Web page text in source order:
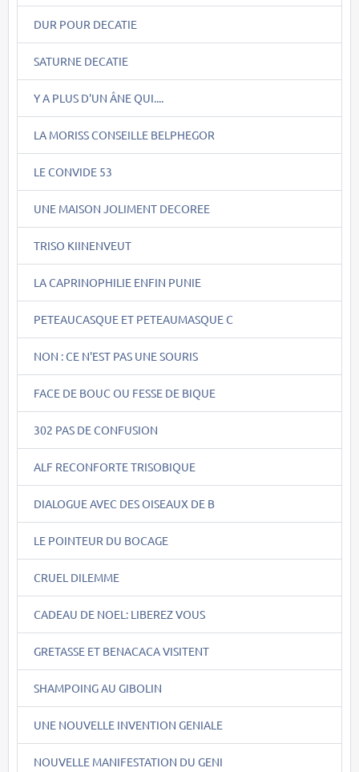
DUR POUR DECATIE
SATURNE DECATIE
Y A PLUS D'UN ÂNE QUI....
LA MORISS CONSEILLE BELPHEGOR
LE CONVIDE 53
UNE MAISON JOLIMENT DECOREE
TRISO KIINENVEUT
LA CAPRINOPHILIE ENFIN PUNIE
PETEAUCASQUE ET PETEAUMASQUE C
NON : CE N'EST PAS UNE SOURIS
FACE DE BOUC OU FESSE DE BIQUE
302 PAS DE CONFUSION
ALF RECONFORTE TRISOBIQUE
DIALOGUE AVEC DES OISEAUX DE B
LE POINTEUR DU BOCAGE
CRUEL DILEMME
CADEAU DE NOEL: LIBEREZ VOUS
GRETASSE ET BENACACA VISITENT
SHAMPOING AU GIBOLIN
UNE NOUVELLE INVENTION GENIALE
NOUVELLE MANIFESTATION DU GENI